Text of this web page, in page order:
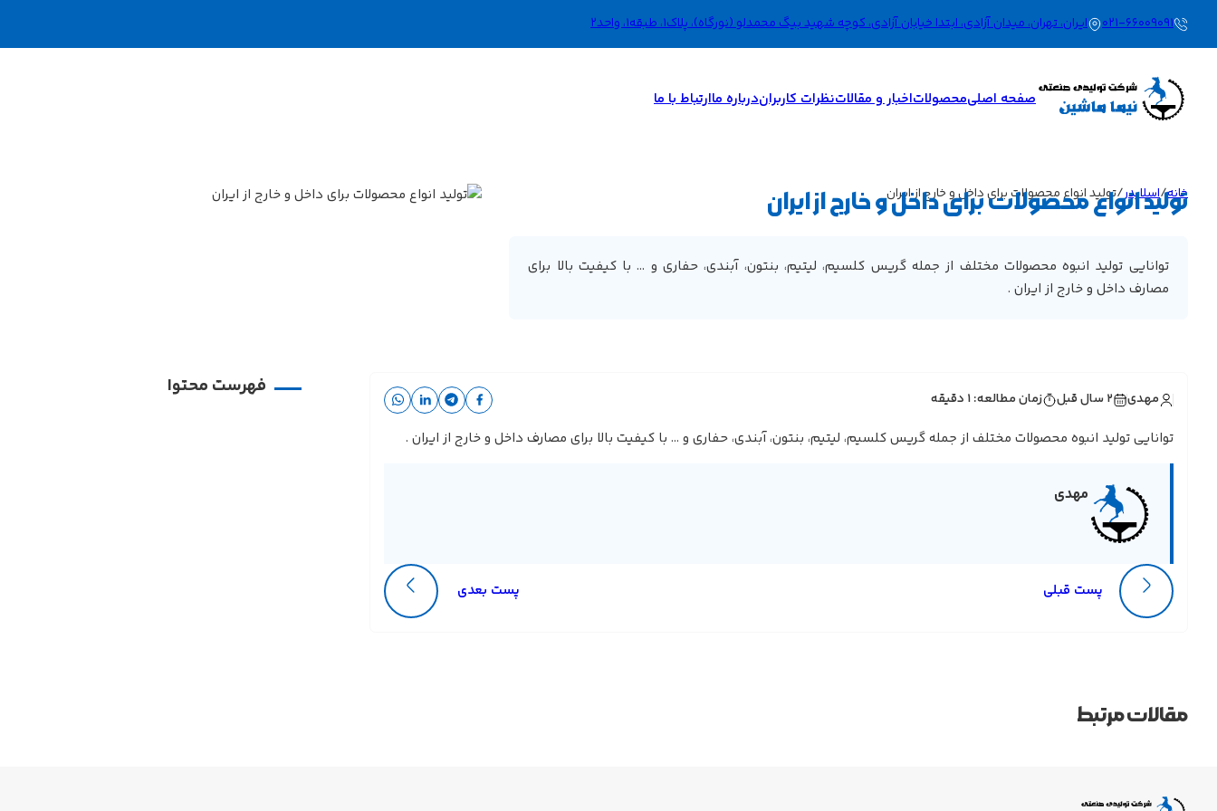
021-66009091 ایران، تهران، میدان آزادی، ابتدا خیابان آزادی، کوچه شهید بیگ محمدلو (نورگاه)، پلاک1، طبقه1، واحد2
صفحه اصلیمحصولاتاخبار و مقالاتنظرات کاربراندرباره ماارتباط با ما
تولید انواع محصولات برای داخل و خارج از ایران
خانه/اسلایدر/تولید انواع محصولات برای داخل و خارج از ایران
توانایی تولید انبوه محصولات مختلف از جمله گریس کلسیم، لیتیم، بنتون، آبندی، حفاری و ... با کیفیت بالا برای
مصارف داخل و خارج از ایران .
مهدی 2 سال قبل زمان مطالعه: 1 دقیقه
توانایی تولید انبوه محصولات مختلف از جمله گریس کلسیم، لیتیم، بنتون، آبندی، حفاری و … با کیفیت بالا برای مصارف داخل و خارج از ایران .
مهدی
پست قبلی پست بعدی
فهرست محتوا
مقالات مرتبط